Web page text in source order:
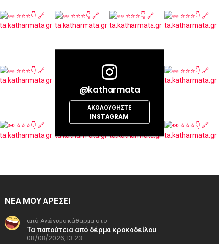
@katharmata
ΑΚΟΛΟΥΘΉΣΤΕ
INSTAGRAM
ΝΕΑ ΜΟΥ ΑΡΕΣΕΙ
από Ανώνυμο κάθαρμα στο
Τα παπούτσια από δέρμα κροκοδείλου
08/08/2026, 13:23